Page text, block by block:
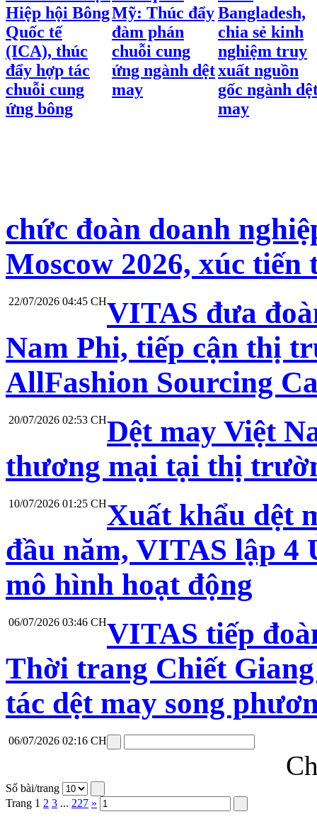
Hiệp hội Bông
Quốc tế
(ICA), thúc
đẩy hợp tác
chuỗi cung
ứng bông
Mỹ: Thúc đẩy
đàm phán
chuỗi cung
ứng ngành dệt
may
Bangladesh,
chia sẻ kinh
nghiệm truy
xuất nguồn
gốc ngành
may
chức đoàn doanh
Moscow 2026, xúc
22/07/2026 04:45 CHVITAS đưa
Nam Phi, tiếp cận thị
AllFashion Sourcing
20/07/2026 02:53 CHDệt may Việt
thương mại tại thị
10/07/2026 01:25 CHXuất khẩu dệt
đầu năm, VITAS lập 4
mô hình hoạt động
06/07/2026 03:46 CHVITAS tiếp
Thời trang Chiết
tác dệt may song
06/07/2026 02:16 CH
Số bài/trang
Trang 1 2 3 ... 227 »